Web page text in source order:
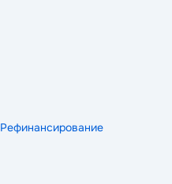
Рефинансирование